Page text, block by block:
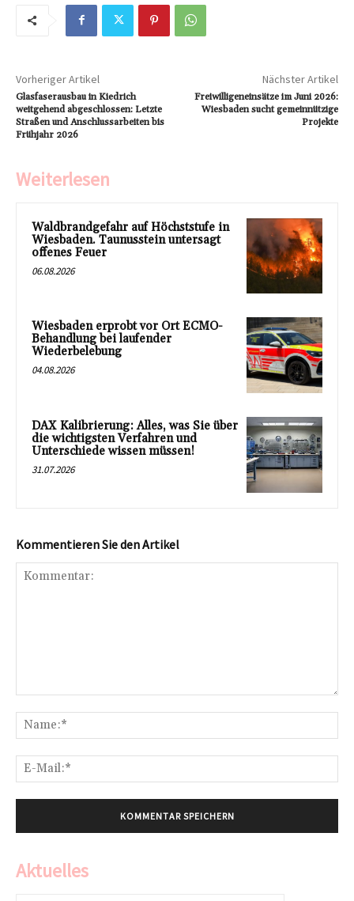
Vorheriger Artikel
Glasfaserausbau in Kiedrich
weitgehend abgeschlossen: Letzte
Straßen und Anschlussarbeiten bis
Frühjahr 2026
Nächster Artikel
Freiwilligeneinsätze im Juni 2026:
Wiesbaden sucht gemeinnützige
Projekte
Weiterlesen
Waldbrandgefahr auf Höchststufe in
Wiesbaden. Taunusstein untersagt
offenes Feuer
06.08.2026
Wiesbaden erprobt vor Ort ECMO-
Behandlung bei laufender
Wiederbelebung
04.08.2026
DAX Kalibrierung: Alles, was Sie über
die wichtigsten Verfahren und
Unterschiede wissen müssen!
31.07.2026
Kommentieren Sie den Artikel
Aktuelles